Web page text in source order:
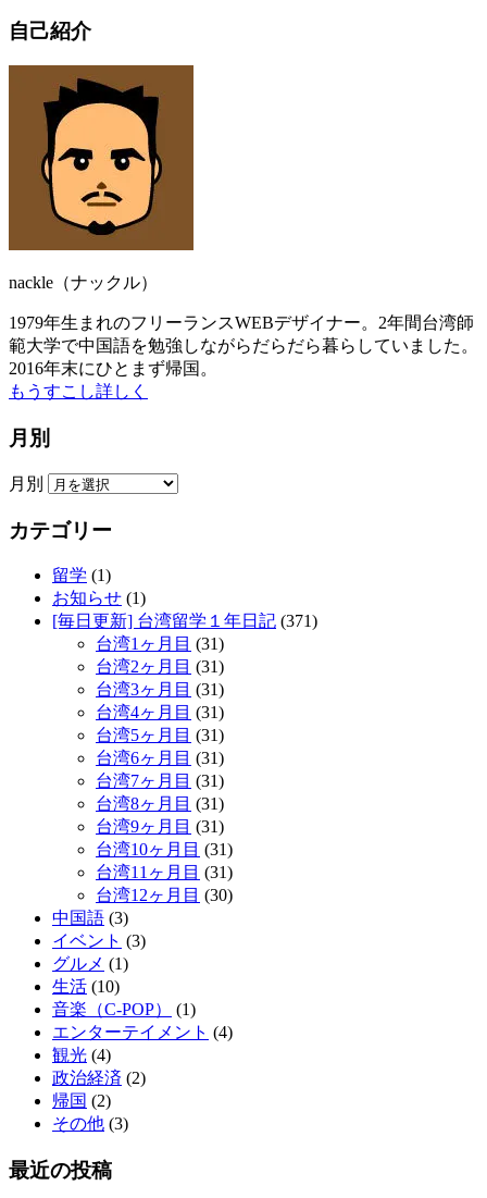
自己紹介
nackle（ナックル）
1979年生まれのフリーランスWEBデザイナー。2年間台湾師
範大学で中国語を勉強しながらだらだら暮らしていました。
2016年末にひとまず帰国。
もうすこし詳しく
月別
月別
カテゴリー
留学 (1)
お知らせ (1)
[毎日更新] 台湾留学１年日記 (371)
台湾1ヶ月目 (31)
台湾2ヶ月目 (31)
台湾3ヶ月目 (31)
台湾4ヶ月目 (31)
台湾5ヶ月目 (31)
台湾6ヶ月目 (31)
台湾7ヶ月目 (31)
台湾8ヶ月目 (31)
台湾9ヶ月目 (31)
台湾10ヶ月目 (31)
台湾11ヶ月目 (31)
台湾12ヶ月目 (30)
中国語 (3)
イベント (3)
グルメ (1)
生活 (10)
音楽（C-POP）
(1)
エンターテイメント (4)
観光 (4)
政治経済 (2)
帰国 (2)
その他 (3)
最近の投稿